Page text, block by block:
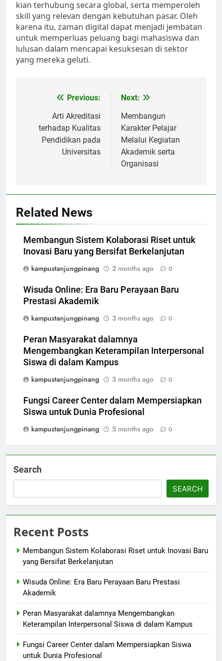
kian terhubung secara global, serta memperoleh
skill yang relevan dengan kebutuhan pasar. Oleh
karena itu, zaman digital dapat menjadi jembatan
untuk memperluas peluang bagi mahasiswa dan
lulusan dalam mencapai kesuksesan di sektor
yang mereka geluti.
navigation
Previous:
Arti Akreditasi
terhadap Kualitas
Pendidikan pada
Universitas
Next:
Membangun
Karakter Pelajar
Melalui Kegiatan
Akademik serta
Organisasi
Related News
Membangun Sistem Kolaborasi Riset untuk
Inovasi Baru yang Bersifat Berkelanjutan
kampustanjungpinang
2 months ago 0
Wisuda Online: Era Baru Perayaan Baru
Prestasi Akademik
kampustanjungpinang
3 months ago 0
Peran Masyarakat dalamnya
Mengembangkan Keterampilan Interpersonal
Siswa di dalam Kampus
kampustanjungpinang
3 months ago 0
Fungsi Career Center dalam Mempersiapkan
Siswa untuk Dunia Profesional
kampustanjungpinang
5 months ago 0
Search
SEARCH
Recent Posts
Membangun Sistem Kolaborasi Riset untuk Inovasi Baru
yang Bersifat Berkelanjutan
Wisuda Online: Era Baru Perayaan Baru Prestasi
Akademik
Peran Masyarakat dalamnya Mengembangkan
Keterampilan Interpersonal Siswa di dalam Kampus
Fungsi Career Center dalam Mempersiapkan Siswa
untuk Dunia Profesional